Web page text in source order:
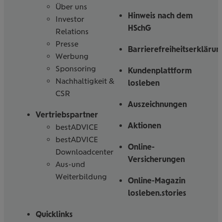
Über uns
Investor
Relations
Presse
Werbung
Sponsoring
Nachhaltigkeit &
CSR
Vertriebspartner
bestADVICE
bestADVICE
Downloadcenter
Aus-und
Weiterbildung
Hinweis nach dem
HSchG
Kundenplattform
losleben
Auszeichnungen
Aktionen
Online-
Versicherungen
Online-Magazin
losleben.stories
Quicklinks